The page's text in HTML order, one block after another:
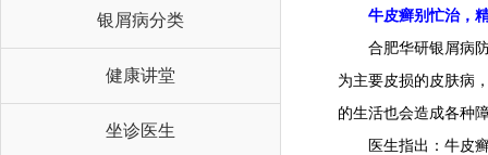
银屑病分类
健康讲堂
坐诊医生
牛皮癣别忙治，精
合肥华研银屑病防
为主要皮损的皮肤病
的生活也会造成各种
医生指出：牛皮癣